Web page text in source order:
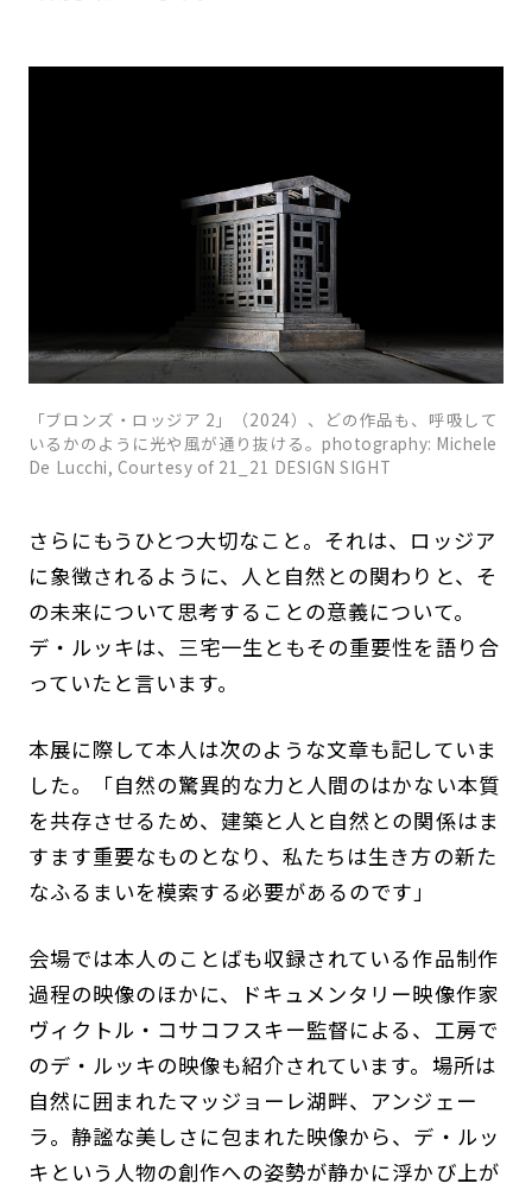
「ブロンズ・ロッジア 2」（2024）、どの作品も、呼吸して
いるかのように光や風が通り抜ける。photography: Michele
De Lucchi, Courtesy of 21_21 DESIGN SIGHT
さらにもうひとつ大切なこと。それは、ロッジア
に象徴されるように、人と自然との関わりと、そ
の未来について思考することの意義について。
デ・ルッキは、三宅一生ともその重要性を語り合
っていたと言います。
本展に際して本人は次のような文章も記していま
した。「自然の驚異的な力と人間のはかない本質
を共存させるため、建築と人と自然との関係はま
すます重要なものとなり、私たちは生き方の新た
なふるまいを模索する必要があるのです」
会場では本人のことばも収録されている作品制作
過程の映像のほかに、ドキュメンタリー映像作家
ヴィクトル・コサコフスキー監督による、工房で
のデ・ルッキの映像も紹介されています。場所は
自然に囲まれたマッジョーレ湖畔、アンジェー
ラ。静謐な美しさに包まれた映像から、デ・ルッ
キという人物の創作への姿勢が静かに浮かび上が